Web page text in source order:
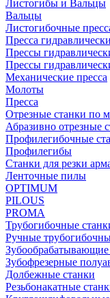
Листогибы и Вальцы
Вальцы
Листогибочные
Пресса
Прессы
Прессы
Механические пресса
Молоты
Пресса
Отрезные станки по
Абразивно отрезные
Профилегибочные
Профилегибы
Станки для резки
Ленточные пилы
OPTIMUM
PILOUS
PROMA
Трубогибочные
Ручные
Зубообрабатывающие
Зубофрезерные
Долбежные станки
Резьбонакатные